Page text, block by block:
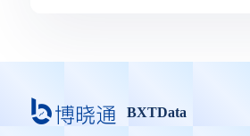
BXTData